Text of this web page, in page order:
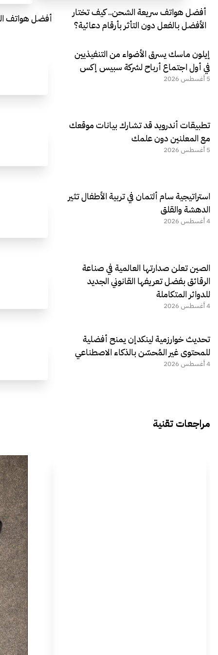
أفضل هواتف سريعة الشحن.. كيف تختار
الأفضل بالفعل دون التأثر بأرقام دعائية؟
أفضل هواتف
إيلون ماسك يسرق الأضواء من التنفيذيين
في أول اجتماع أرباح لشركة سبيس إكس
5 أغسطس 2026
تطبيقات أندرويد قد تشارك بيانات موقعك
مع المعلنين دون علمك
5 أغسطس 2026
استراتيجية سام ألتمان في تربية الأطفال تثير
الدهشة والقلق
4 أغسطس 2026
الصين تعلن صدارتها العالمية في صناعة
الرقائق بفضل تعريفها القانوني الجديد
للدوائر المتكاملة
4 أغسطس 2026
تحديث خوارزمية لينكدإن يمنح أفضلية
للمحتوى غير المُحسّن بالذكاء الاصطناعي
4 أغسطس 2026
مراجعات تقنية